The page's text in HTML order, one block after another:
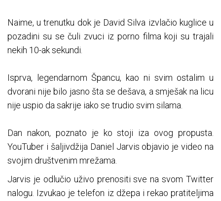
Naime, u trenutku dok je David Silva izvlačio kuglice u
pozadini su se čuli zvuci iz porno filma koji su trajali
nekih 10-ak sekundi.
Isprva, legendarnom Špancu, kao ni svim ostalim u
dvorani nije bilo jasno šta se dešava, a smješak na licu
nije uspio da sakrije iako se trudio svim silama.
Dan nakon, poznato je ko stoji iza ovog propusta.
YouTuber i šaljivdžija Daniel Jarvis objavio je video na
svojim društvenim mrežama.
Jarvis je odlučio uživo prenositi sve na svom Twitter
nalogu. Izvukao je telefon iz džepa i rekao pratiteljima